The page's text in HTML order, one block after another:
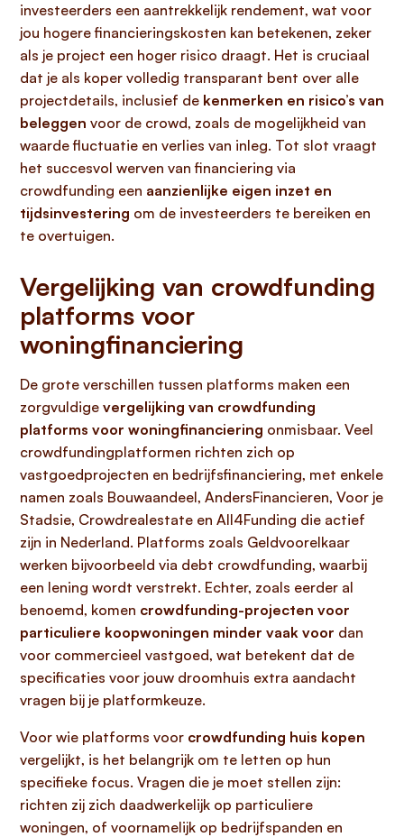
investeerders een aantrekkelijk rendement, wat voor
jou hogere financieringskosten kan betekenen, zeker
als je project een hoger risico draagt. Het is cruciaal
dat je als koper volledig transparant bent over alle
projectdetails, inclusief de kenmerken en risico’s van
beleggen voor de crowd, zoals de mogelijkheid van
waarde fluctuatie en verlies van inleg. Tot slot vraagt
het succesvol werven van financiering via
crowdfunding een aanzienlijke eigen inzet en
tijdsinvestering om de investeerders te bereiken en
te overtuigen.
Vergelijking van crowdfunding
platforms voor
woningfinanciering
De grote verschillen tussen platforms maken een
zorgvuldige vergelijking van crowdfunding
platforms voor woningfinanciering onmisbaar. Veel
crowdfundingplatformen richten zich op
vastgoedprojecten en bedrijfsfinanciering, met enkele
namen zoals Bouwaandeel, AndersFinancieren, Voor je
Stadsie, Crowdrealestate en All4Funding die actief
zijn in Nederland. Platforms zoals Geldvoorelkaar
werken bijvoorbeeld via debt crowdfunding, waarbij
een lening wordt verstrekt. Echter, zoals eerder al
benoemd, komen crowdfunding-projecten voor
particuliere koopwoningen minder vaak voor dan
voor commercieel vastgoed, wat betekent dat de
specificaties voor jouw droomhuis extra aandacht
vragen bij je platformkeuze.
Voor wie platforms voor crowdfunding huis kopen
vergelijkt, is het belangrijk om te letten op hun
specifieke focus. Vragen die je moet stellen zijn:
richten zij zich daadwerkelijk op particuliere
woningen, of voornamelijk op bedrijfspanden en